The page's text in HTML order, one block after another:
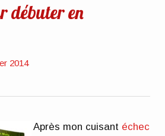
débuter en
2014
Après mon cuisant échec